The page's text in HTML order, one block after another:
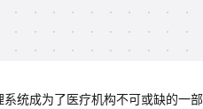
统成为了医疗机构不可或缺的一